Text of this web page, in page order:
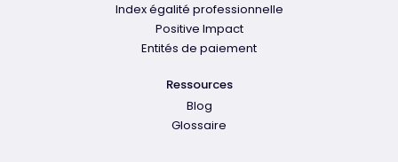
Index égalité professionnelle
Positive Impact
Entités de paiement
Ressources
Blog
Glossaire